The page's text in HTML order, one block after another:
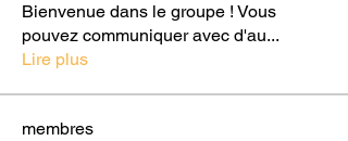
Bienvenue dans le groupe ! Vous
pouvez communiquer avec d'au...
Lire plus
membres